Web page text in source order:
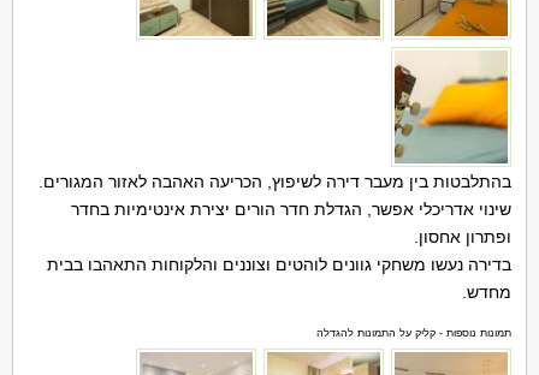
בהתלבטות בין מעבר דירה לשיפוץ, הכריעה האהבה לאזור המגורים.
שינוי אדריכלי אפשר, הגדלת חדר הורים יצירת אינטימיות בחדר
ופתרון אחסון.
בדירה נעשו משחקי גוונים לוהטים וצוננים והלקוחות התאהבו בבית
מחדש.
תמונות נוספות - קליק על התמונות להגדלה